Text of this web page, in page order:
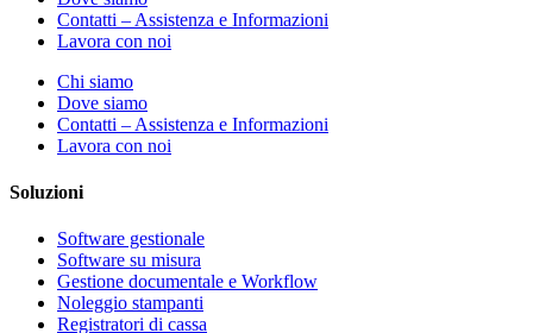
Contatti – Assistenza e Informazioni
Lavora con noi
Chi siamo
Dove siamo
Contatti – Assistenza e Informazioni
Lavora con noi
Soluzioni
Software gestionale
Software su misura
Gestione documentale e Workflow
Noleggio stampanti
Registratori di cassa